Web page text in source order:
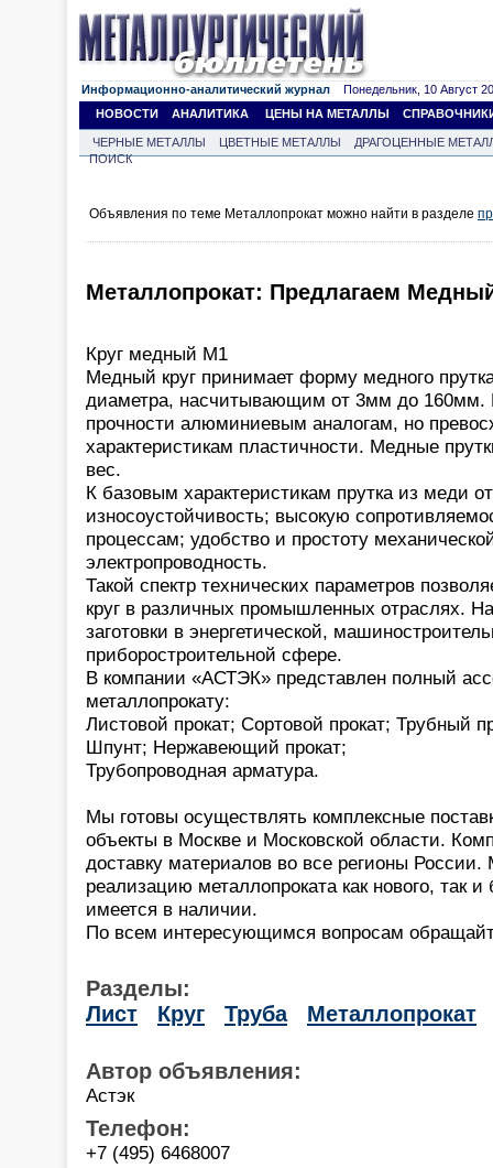
Информационно-аналитический журнал Понедельник, 10 Август
НОВОСТИ
АНАЛИТИКА ЦЕНЫ НА МЕТАЛЛЫ
ЧЕРНЫЕ МЕТАЛЛЫ ЦВЕТНЫЕ МЕТАЛЛЫ
ДРАГОЦЕННЫЕ
ПОИСК
Объявления по теме Металлопрокат можно найти в разделе
Металлопрокат: Предлагаем
Круг медный М1
Медный круг принимает форму медного
диаметра, насчитывающим от 3мм до 160мм.
прочности алюминиевым аналогам, но
характеристикам пластичности. Медные
вес.
К базовым характеристикам прутка из меди
износоустойчивость; высокую
процессам; удобство и простоту
электропроводность.
Такой спектр технических параметров
круг в различных промышленных отраслях.
заготовки в энергетической,
приборостроительной сфере.
В компании «АСТЭК» представлен полный
металлопрокату:
Листовой прокат; Сортовой прокат; Трубный
Шпунт; Нержавеющий прокат;
Трубопроводная арматура.
Мы готовы осуществлять комплексные
объекты в Москве и Московской области.
доставку материалов во все регионы
реализацию металлопроката как нового, так
имеется в наличии.
По всем интересующимся вопросам
Разделы:
Лист
Круг Труба Металлопрокат
Автор объявления:
Астэк
Телефон:
+7 (495) 6468007